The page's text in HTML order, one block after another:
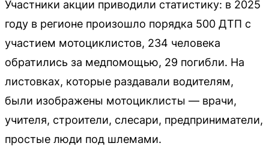
Участники акции приводили статистику: в 2025
году в регионе произошло порядка 500 ДТП с
участием мотоциклистов, 234 человека
обратились за медпомощью, 29 погибли. На
листовках, которые раздавали водителям,
были изображены мотоциклисты — врачи,
учителя, строители, слесари, предприниматели,
простые люди под шлемами.